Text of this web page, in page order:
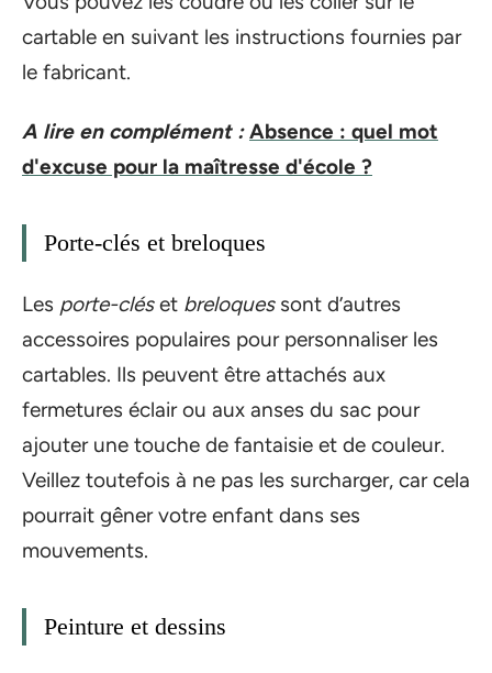
cartable en suivant les instructions fournies par
le fabricant.
A lire en complément : Absence : quel mot
d'excuse pour la maîtresse d'école ?
Porte-clés et breloques
Les porte-cléset breloquessont d’autres
accessoires populaires pour personnaliser les
cartables. Ils peuvent être attachés aux
fermetures éclair ou aux anses du sac pour
ajouter une touche de fantaisie et de couleur.
Veillez toutefois à ne pas les surcharger, car cela
pourrait gêner votre enfant dans ses
mouvements.
Peinture et dessins